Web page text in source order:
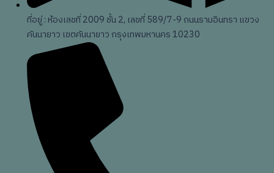
ที่อยู่ : ห้องเลขที่ 2009 ชั้น 2, เลขที่ 589/7-9 ถนนรามอินทรา แขวง
คันนายาว เขตคันนายาว กรุงเทพมหานคร 10230